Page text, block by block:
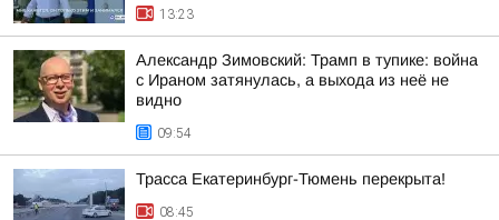
13:23
Александр Зимовский: Трамп в тупике: война
с Ираном затянулась, а выхода из неё не
видно
09:54
Трасса Екатеринбург-Тюмень перекрыта!
08:45